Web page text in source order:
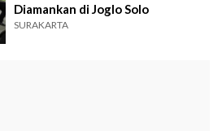
Diamankan di Joglo Solo
SURAKARTA